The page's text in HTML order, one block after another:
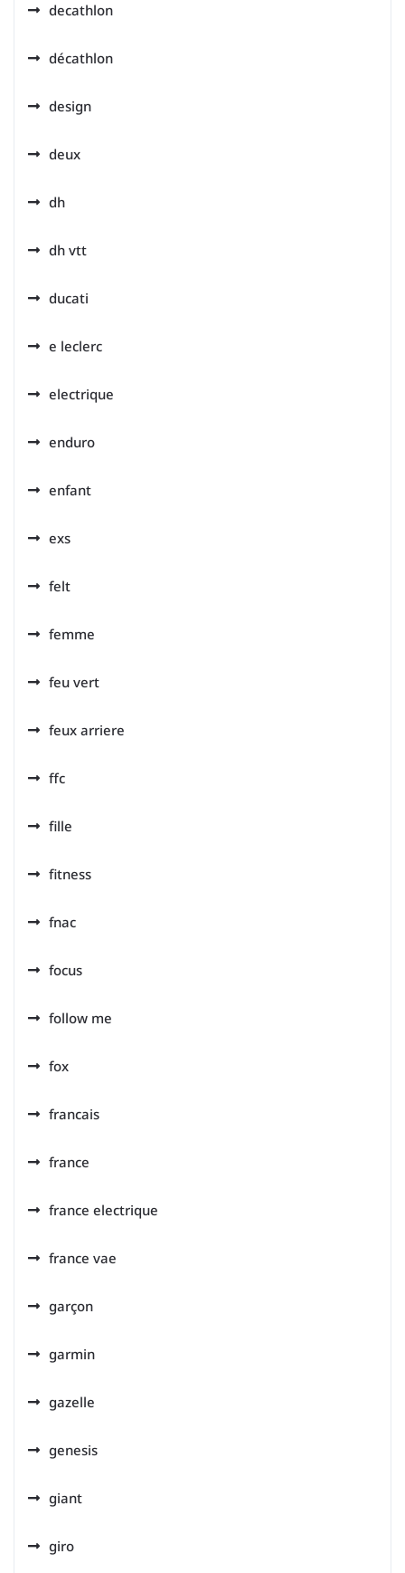
decathlon
décathlon
design
deux
dh
dh vtt
ducati
e leclerc
electrique
enduro
enfant
exs
felt
femme
feu vert
feux arriere
ffc
fille
fitness
fnac
focus
follow me
fox
francais
france
france electrique
france vae
garçon
garmin
gazelle
genesis
giant
giro